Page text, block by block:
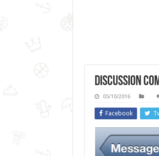
Discussion
05/10/2016
Facebook